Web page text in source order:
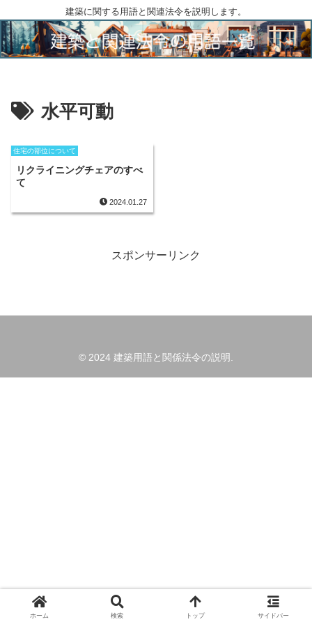
建築に関する用語と関連法令を説明します。
水平可動
住宅の部位について
リクライニングチェアのすべ
て
2024.01.27
スポンサーリンク
© 2024 建築用語と関係法令の説明.
ホーム 検索 トップ サイドバー